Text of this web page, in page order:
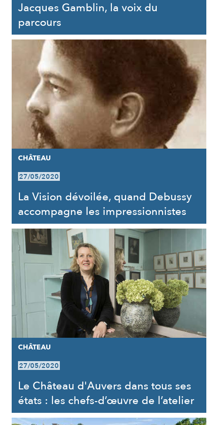
Jacques Gamblin, la voix du
parcours
CHÂTEAU
27/05/2020
La Vision dévoilée, quand Debussy
accompagne les impressionnistes
CHÂTEAU
27/05/2020
Le Château d'Auvers dans tous ses
états : les chefs-d’œuvre de l’atelier